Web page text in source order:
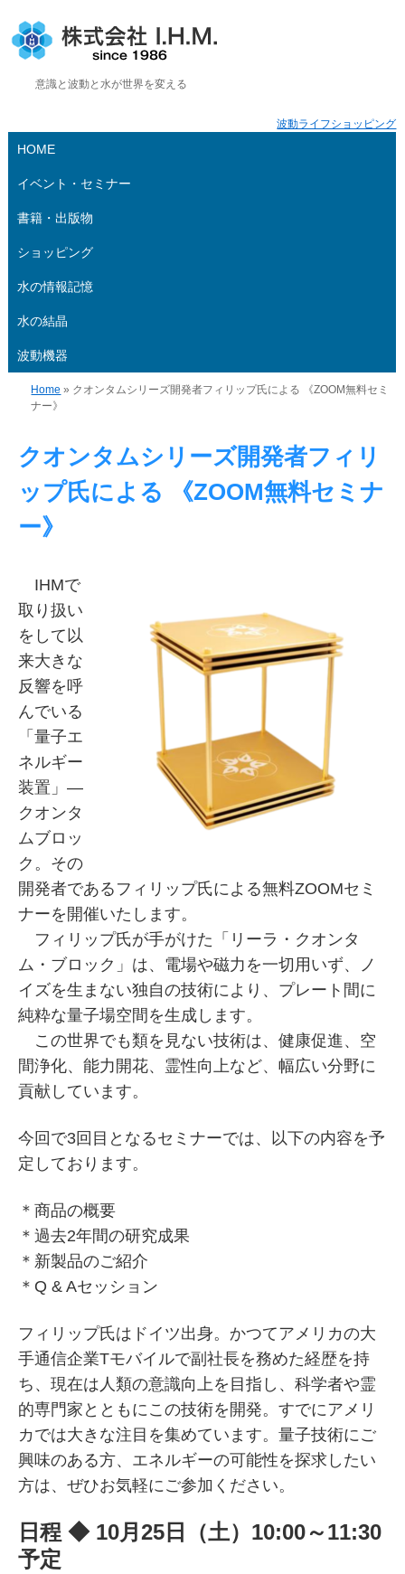
株式会社 I.H.M.
意識と波動と水が世界を変える
波動ライフショッピング
HOME
イベント・セミナー
書籍・出版物
ショッピング
水の情報記憶
水の結晶
波動機器
Home » クオンタムシリーズ開発者フィリップ氏による 《ZOOM無料セミ
ナー》
クオンタムシリーズ開発者フィリ
ップ氏による 《ZOOM無料セミナ
ー》
IHMで
取り扱い
をして以
来大きな
反響を呼
んでいる
「量子エ
ネルギー
装置」—
クオンタ
ムブロッ
ク。その
開発者であるフィリップ氏による無料ZOOMセミ
ナーを開催いたします。
フィリップ氏が手がけた「リーラ・クオンタ
ム・ブロック」は、電場や磁力を一切用いず、ノ
イズを生まない独自の技術により、プレート間に
純粋な量子場空間を生成します。
この世界でも類を見ない技術は、健康促進、空
間浄化、能力開花、霊性向上など、幅広い分野に
貢献しています。
今回で3回目となるセミナーでは、以下の内容を予
定しております。
＊商品の概要
＊過去2年間の研究成果
＊新製品のご紹介
＊Q & Aセッション
フィリップ氏はドイツ出身。かつてアメリカの大
手通信企業Tモバイルで副社長を務めた経歴を持
ち、現在は人類の意識向上を目指し、科学者や霊
的専門家とともにこの技術を開発。すでにアメリ
カでは大きな注目を集めています。量子技術にご
興味のある方、エネルギーの可能性を探求したい
方は、ぜひお気軽にご参加ください。
日程 ◆ 10月25日（土）10:00～11:30
予定